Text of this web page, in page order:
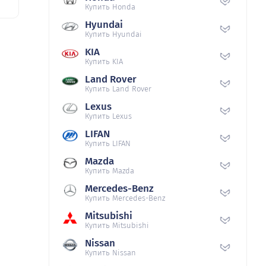
Купить Honda
Hyundai
Купить Hyundai
KIA
Купить KIA
Land Rover
Купить Land Rover
Lexus
Купить Lexus
LIFAN
Купить LIFAN
Mazda
Купить Mazda
Mercedes-Benz
Купить Mercedes-Benz
Mitsubishi
Купить Mitsubishi
Nissan
Купить Nissan